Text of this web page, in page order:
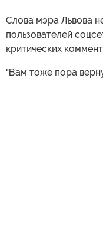
Слова мэра Львова
пользователей
критических
"Вам тоже пора